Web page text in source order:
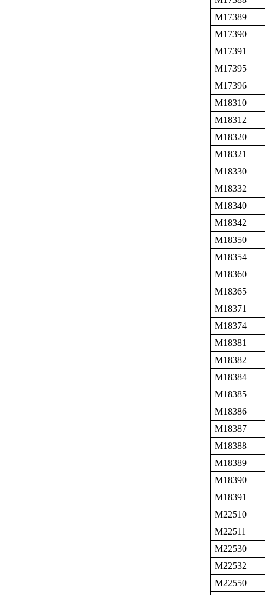
M17389
M17390
M17391
M17395
M17396
M18310
M18312
M18320
M18321
M18330
M18332
M18340
M18342
M18350
M18354
M18360
M18365
M18371
M18374
M18381
M18382
M18384
M18385
M18386
M18387
M18388
M18389
M18390
M18391
M22510
M22511
M22530
M22532
M22550